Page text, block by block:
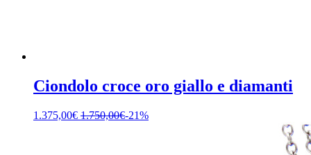
Ciondolo croce oro giallo e diamanti
1.375,00€ 1.750,00€-21%